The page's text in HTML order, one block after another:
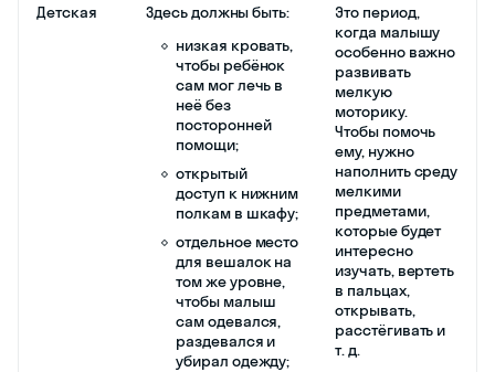
Детская
Здесь должны быть:
низкая кровать,
чтобы ребёнок
сам мог лечь в
неё без
посторонней
помощи;
открытый
доступ к нижним
полкам в шкафу;
отдельное место
для вешалок на
том же уровне,
чтобы малыш
сам одевался,
раздевался и
убирал одежду;
Это период,
когда малышу
особенно важно
развивать
мелкую
моторику.
Чтобы помочь
ему, нужно
наполнить среду
мелкими
предметами,
которые будет
интересно
изучать, вертеть
в пальцах,
открывать,
расстёгивать и
т. д.